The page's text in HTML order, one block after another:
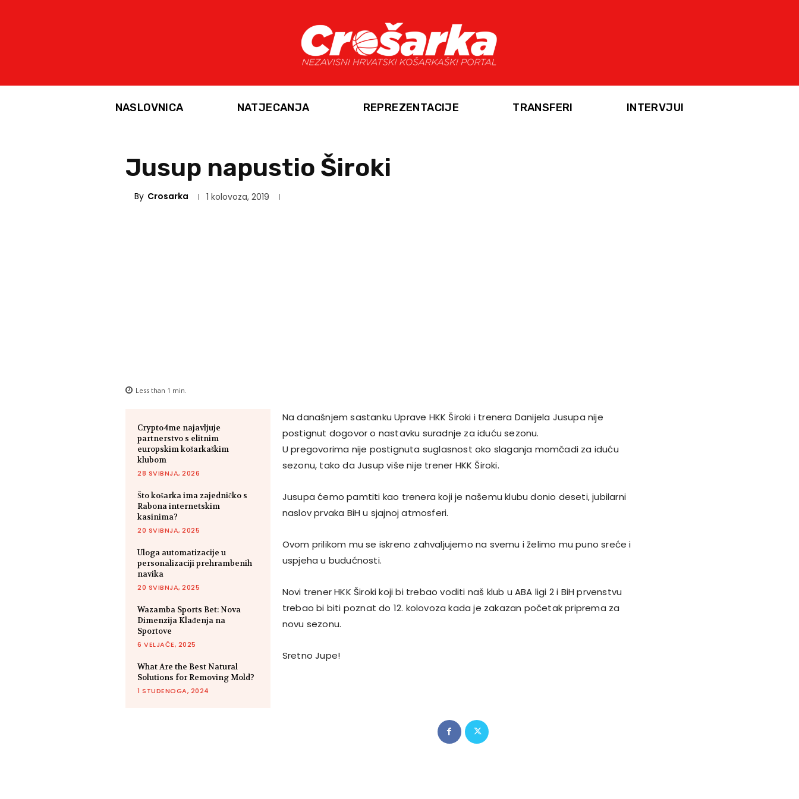
NASLOVNICA NATJECANJA REPREZENTACIJE TRANSFERI INTERVJUI
Jusup napustio Široki
By Crosarka 1 kolovoza, 2019
Less than 1 min.
Crypto4me najavljuje
partnerstvo s elitnim
europskim košarkaškim
klubom
28 SVIBNJA, 2026
Što košarka ima zajedničko s
Rabona internetskim
kasinima?
20 SVIBNJA, 2025
Uloga automatizacije u
personalizaciji prehrambenih
navika
20 SVIBNJA, 2025
Wazamba Sports Bet: Nova
Dimenzija Klađenja na
Sportove
6 VELJAČE, 2025
What Are the Best Natural
Solutions for Removing Mold?
1 STUDENOGA, 2024
Na današnjem sastanku Uprave HKK Široki i trenera Danijela Jusupa nije
postignut dogovor o nastavku suradnje za iduću sezonu.
U pregovorima nije postignuta suglasnost oko slaganja momčadi za iduću
sezonu, tako da Jusup više nije trener HKK Široki.
Jusupa ćemo pamtiti kao trenera koji je našemu klubu donio deseti, jubilarni
naslov prvaka BiH u sjajnoj atmosferi.
Ovom prilikom mu se iskreno zahvaljujemo na svemu i želimo mu puno sreće i
uspjeha u budućnosti.
Novi trener HKK Široki koji bi trebao voditi naš klub u ABA ligi 2 i BiH prvenstvu
trebao bi biti poznat do 12. kolovoza kada je zakazan početak priprema za
novu sezonu.
Sretno Jupe!